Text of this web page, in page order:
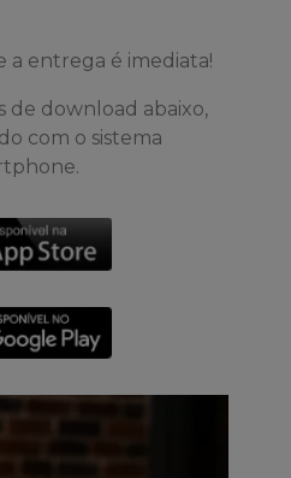
a entrega é imediata!
de download abaixo,
com o sistema